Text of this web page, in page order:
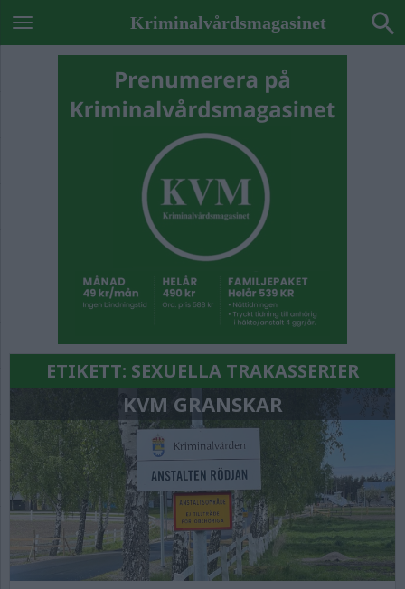
Kriminalvårdsmagasinet
ETIKETT: SEXUELLA TRAKASSERIER
KVM GRANSKAR